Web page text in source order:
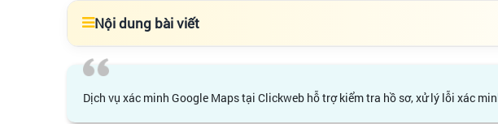
Nội dung bài viết
Dịch vụ xác minh Google Maps tại Clickweb hỗ trợ kiểm tra hồ sơ, xử lý lỗi xác